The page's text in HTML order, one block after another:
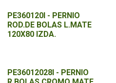
PE360120I - PERNIO
ROD.DE BOLAS L.MATE
120X80 IZDA.
PE36012028I - PERNIO